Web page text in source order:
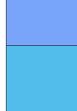
Ministério da Mulher, da
Secretaria-Geral
Gabinete de Segurança